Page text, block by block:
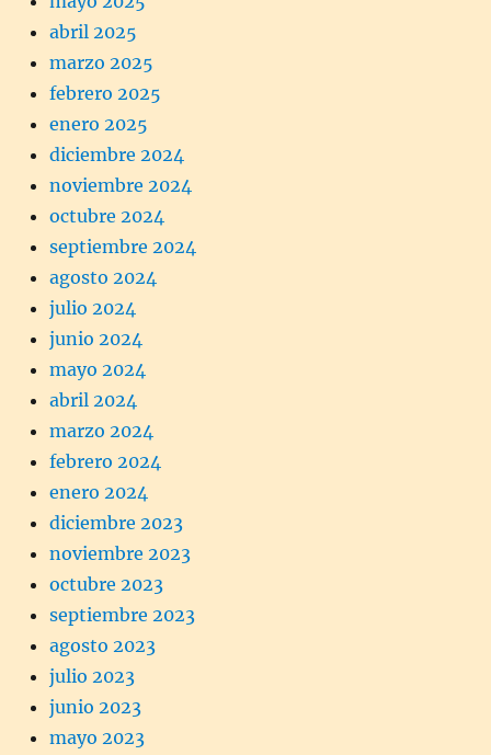
abril 2025
marzo 2025
febrero 2025
enero 2025
diciembre 2024
noviembre 2024
octubre 2024
septiembre 2024
agosto 2024
julio 2024
junio 2024
mayo 2024
abril 2024
marzo 2024
febrero 2024
enero 2024
diciembre 2023
noviembre 2023
octubre 2023
septiembre 2023
agosto 2023
julio 2023
junio 2023
mayo 2023